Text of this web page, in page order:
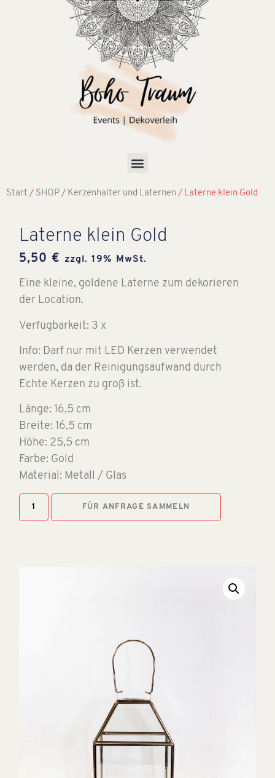
Start / SHOP / Kerzenhalter und Laternen / Laterne klein Gold
Laterne klein Gold
5,50 € zzgl. 19% MwSt.
Eine kleine, goldene Laterne zum dekorieren
der Location.
Verfügbarkeit: 3 x
Info: Darf nur mit LED Kerzen verwendet
werden, da der Reinigungsaufwand durch
Echte Kerzen zu groß ist.
Länge: 16,5 cm
Breite: 16,5 cm
Höhe: 25,5 cm
Farbe: Gold
Material: Metall / Glas
FÜR ANFRAGE SAMMELN